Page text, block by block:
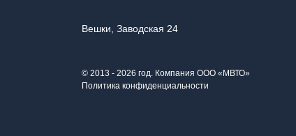
Вешки, Заводская 24
© 2013 - 2026 год. Компания ООО «МВТО»
Политика конфиденциальности